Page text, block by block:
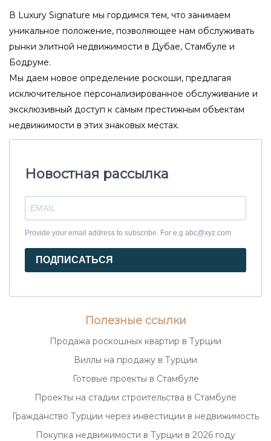
В Luxury Signature мы гордимся тем, что занимаем
уникальное положение, позволяющее нам обслуживать
рынки элитной недвижимости в Дубае, Стамбуле и
Бодруме.
Мы даем новое определение роскоши, предлагая
исключительное персонализированное обслуживание и
эксклюзивный доступ к самым престижным объектам
недвижимости в этих знаковых местах.
Новостная рассылка
Provide your email address to subscribe. For e.g abc@xyz.com
ПОДПИСАТЬСЯ
Полезные ссылки
Продажа роскошных квартир в Турции
Виллы на продажу в Турции
Готовые проекты в Стамбуле
Проекты на стадии строительства в Стамбуле
Гражданство Турции через инвестиции в недвижимость
Покупка недвижимости в Турции в 2026 году